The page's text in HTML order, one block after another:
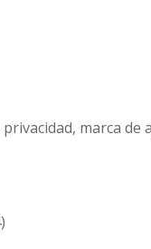
marca de